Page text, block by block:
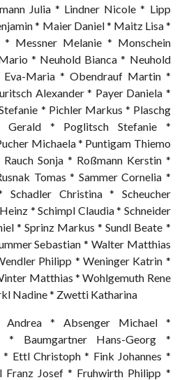
Julia * Lindner Nicole * Lipp
* Maier Daniel * Maitz Lisa *
* Messner Melanie * Monschein
* Neuhold Bianca * Neuhold
Eva-Maria * Obendrauf Martin *
Alexander * Payer Daniela *
* Pichler Markus * Plaschg
Gerald * Poglitsch Stefanie *
Michaela * Puntigam Thiemo
Sonja * Roßmann Kerstin *
Tomas * Sammer Cornelia *
Schadler Christina * Scheucher
* Schimpl Claudia * Schneider
* Sprinz Markus * Sundl Beate *
Sebastian * Walter Matthias
Philipp * Weninger Katrin *
Matthias * Wohlgemuth Rene
Nadine * Zwetti Katharina
Andrea * Absenger Michael *
* Baumgartner Hans-Georg *
* Ettl Christoph * Fink Johannes *
Franz Josef * Fruhwirth Philipp *